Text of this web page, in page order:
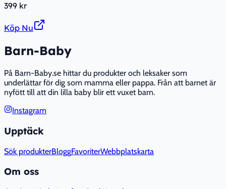
399 kr
Köp Nu
Barn-Baby
På Barn-Baby.se hittar du produkter och leksaker som
underlättar för dig som mamma eller pappa. Från att barnet är
nyfött till att din lilla baby blir ett vuxet barn.
Instagram
Upptäck
Sök produkterBloggFavoriterWebbplatskarta
Om oss